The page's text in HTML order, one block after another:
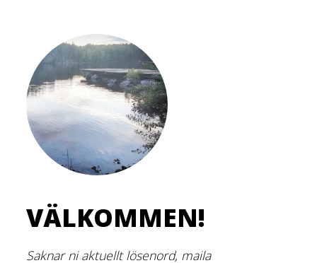
VÄLKOMMEN!
Saknar ni aktuellt lösenord, maila